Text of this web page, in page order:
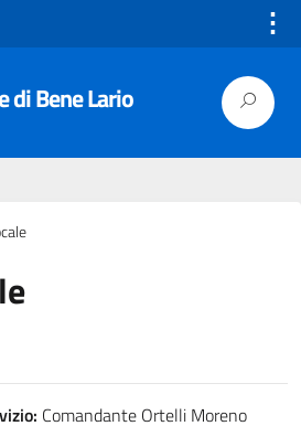
⋮
di Bene Lario
Comandante Ortelli Moreno